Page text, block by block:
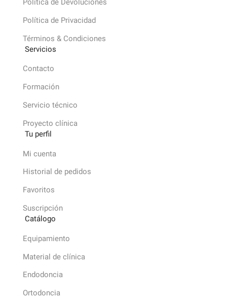
Política de Devoluciones
Política de Privacidad
Términos & Condiciones
Servicios
Contacto
Formación
Servicio técnico
Proyecto clínica
Tu perfil
Mi cuenta
Historial de pedidos
Favoritos
Suscripción
Catálogo
Equipamiento
Material de clínica
Endodoncia
Ortodoncia